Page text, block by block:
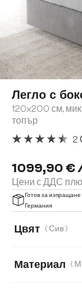
Легло с
120x200 см,
топър
1099,90 €
Цени с ДДС
2
Готов за изпращане
Германия
Цвят ( Сив )
Материал